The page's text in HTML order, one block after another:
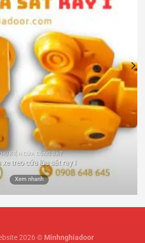
KIỆN CỬA CỔNG SẮT
xe treo cửa lùa sắt ray I
Xem nhanh
2026 © Minhnghiadoor